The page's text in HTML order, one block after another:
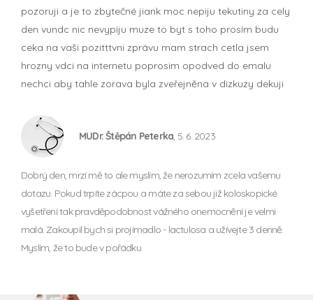
pozoruji a je to zbytečné jiank moc nepiju tekutiny za cely
den vundc nic nevypiju muze to byt s toho prosím budu
ceka na vaši pozitttvni zprávu mam strach cetla jsem
hrozny vdci na internetu poprosim opodved do emalu
nechci aby tahle zorava byla zveřejněna v dizkuzy dekuji
MUDr. Štěpán Peterka, 5. 6. 2023
Dobrý den, mrzí mě to ale myslím, že nerozumím zcela vašemu
dotazu. Pokud trpíte zácpou a máte za sebou již koloskopické
vyšetření tak pravděpodobnost vážného onemocnění je velmi
malá. Zakoupil bych si projímadlo - lactulosa a užívejte 3 denně.
Myslím, že to bude v pořádku.